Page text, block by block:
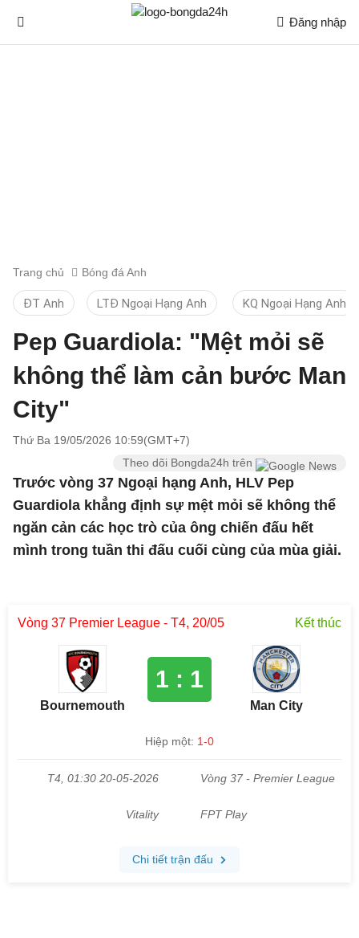
Đăng nhập
Trang chủ Bóng đá Anh
ĐT Anh LTĐ Ngoại Hạng Anh KQ Ngoại Hạng Anh
Pep Guardiola: "Mệt mỏi sẽ
không thể làm cản bước Man
City"
Thứ Ba 19/05/2026 10:59(GMT+7)
Theo dõi Bongda24h trên
Trước vòng 37 Ngoại hạng Anh, HLV Pep
Guardiola khẳng định sự mệt mỏi sẽ không thể
ngăn cản các học trò của ông chiến đấu hết
mình trong tuần thi đấu cuối cùng của mùa giải.